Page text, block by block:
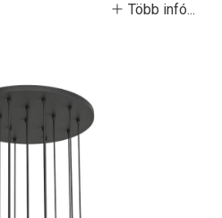
Több infó...